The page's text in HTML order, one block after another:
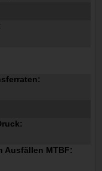
Ausfällen MTBF: